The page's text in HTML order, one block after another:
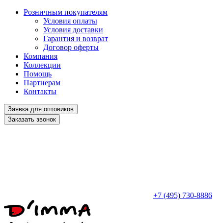
Розничным покупателям
Условия оплаты
Условия доставки
Гарантия и возврат
Договор оферты
Компания
Коллекции
Помощь
Партнерам
Контакты
Заявка для оптовиков
Заказать звонок
+7 (495) 730-8886